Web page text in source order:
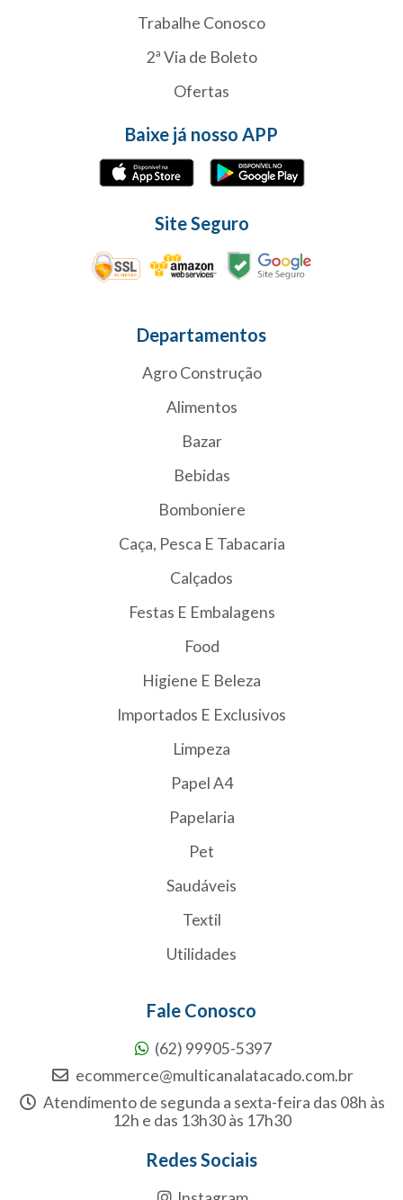
Trabalhe Conosco
2ª Via de Boleto
Ofertas
Baixe já nosso APP
Site Seguro
Departamentos
Agro Construção
Alimentos
Bazar
Bebidas
Bomboniere
Caça, Pesca E Tabacaria
Calçados
Festas E Embalagens
Food
Higiene E Beleza
Importados E Exclusivos
Limpeza
Papel A4
Papelaria
Pet
Saudáveis
Textil
Utilidades
Fale Conosco
(62) 99905-5397
ecommerce@multicanalatacado.com.br
Atendimento de segunda a sexta-feira das 08h às
12h e das 13h30 às 17h30
Redes Sociais